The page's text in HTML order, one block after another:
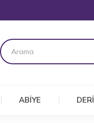
ABİYE DERİ